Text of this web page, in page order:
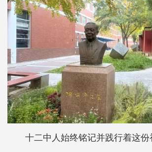
十二中人始终铭记并践行着这份